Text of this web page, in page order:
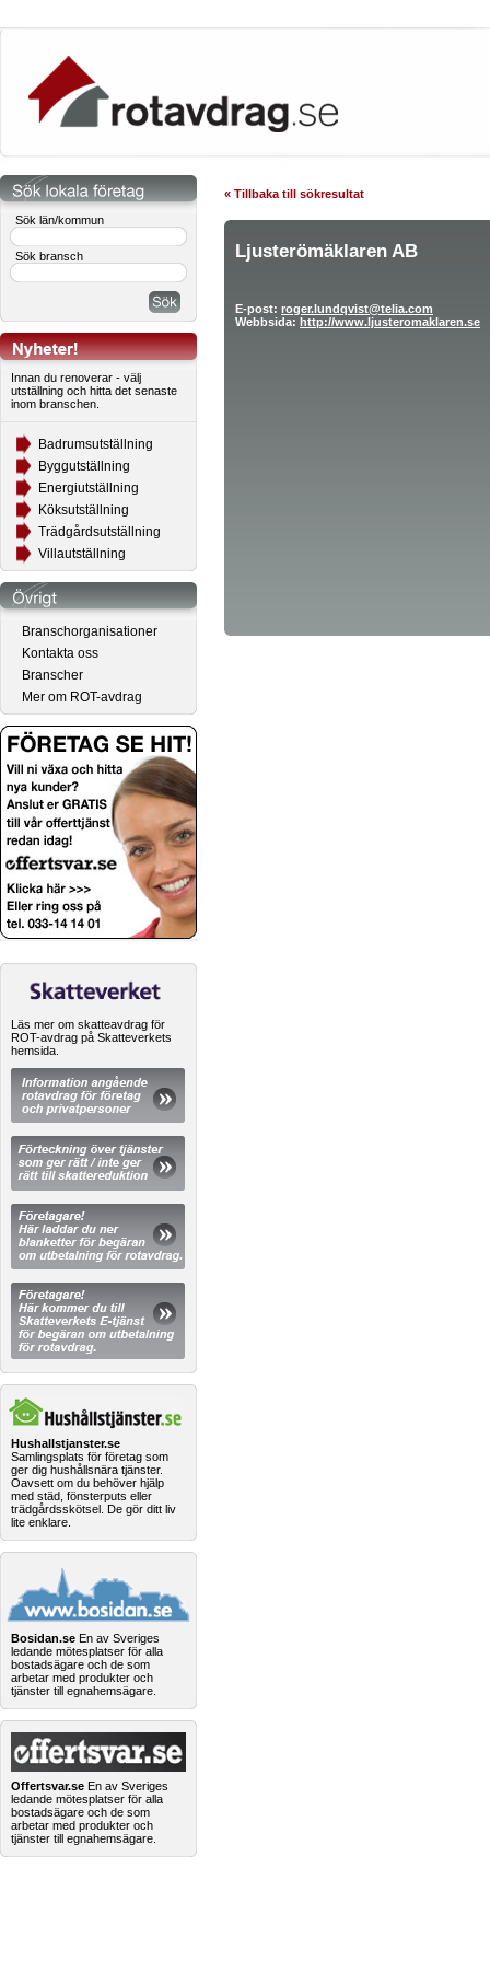
Sök län/kommun
Sök bransch
Innan du renoverar - välj
utställning och hitta det senaste
inom branschen.
Badrumsutställning
Byggutställning
Energiutställning
Köksutställning
Trädgårdsutställning
Villautställning
Branschorganisationer
Kontakta oss
Branscher
Mer om ROT-avdrag
Läs mer om skatteavdrag för
ROT-avdrag på Skatteverkets
hemsida.
Hushallstjanster.se
Samlingsplats för företag som
ger dig hushållsnära tjänster.
Oavsett om du behöver hjälp
med städ, fönsterputs eller
trädgårdsskötsel. De gör ditt liv
lite enklare.
Bosidan.se En av Sveriges
ledande mötesplatser för alla
bostadsägare och de som
arbetar med produkter och
tjänster till egnahemsägare.
Offertsvar.se En av Sveriges
ledande mötesplatser för alla
bostadsägare och de som
arbetar med produkter och
tjänster till egnahemsägare.
« Tillbaka till sökresultat
Ljusterömäklaren AB
E-post: roger.lundqvist@telia.com
Webbsida: http://www.ljusteromaklaren.se